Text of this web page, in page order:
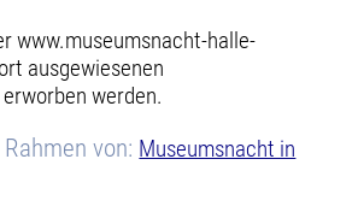
www.museumsnacht-halle-
ausgewiesenen
werden.
von: Museumsnacht in